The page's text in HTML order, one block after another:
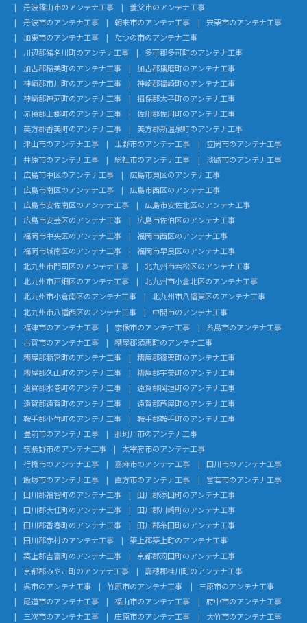
丹波篠山市のアンテナ工事
養父市のアンテナ工事
丹波市のアンテナ工事
朝来市のアンテナ工事
宍粟市のアンテナ工事
加東市のアンテナ工事
たつの市のアンテナ工事
川辺郡猪名川町のアンテナ工事
多可郡多可町のアンテナ工事
加古郡稲美町のアンテナ工事
加古郡播磨町のアンテナ工事
神崎郡市川町のアンテナ工事
神崎郡福崎町のアンテナ工事
神崎郡神河町のアンテナ工事
揖保郡太子町のアンテナ工事
赤穂郡上郡町のアンテナ工事
佐用郡佐用町のアンテナ工事
美方郡香美町のアンテナ工事
美方郡新温泉町のアンテナ工事
津山市のアンテナ工事
玉野市のアンテナ工事
笠岡市のアンテナ工事
井原市のアンテナ工事
総社市のアンテナ工事
淡路市のアンテナ工事
広島市中区のアンテナ工事
広島市東区のアンテナ工事
広島市南区のアンテナ工事
広島市西区のアンテナ工事
広島市安佐南区のアンテナ工事
広島市安佐北区のアンテナ工事
広島市安芸区のアンテナ工事
広島市佐伯区のアンテナ工事
福岡市中央区のアンテナ工事
福岡市西区のアンテナ工事
福岡市城南区のアンテナ工事
福岡市早良区のアンテナ工事
北九州市門司区のアンテナ工事
北九州市若松区のアンテナ工事
北九州市戸畑区のアンテナ工事
北九州市小倉北区のアンテナ工事
北九州市小倉南区のアンテナ工事
北九州市八幡東区のアンテナ工事
北九州市八幡西区のアンテナ工事
中間市のアンテナ工事
福津市のアンテナ工事
宗像市のアンテナ工事
糸島市のアンテナ工事
古賀市のアンテナ工事
糟屋郡須惠町のアンテナ工事
糟屋郡新宮町のアンテナ工事
糟屋郡篠栗町のアンテナ工事
糟屋郡久山町のアンテナ工事
糟屋郡宇美町のアンテナ工事
遠賀郡水巻町のアンテナ工事
遠賀郡岡垣町のアンテナ工事
遠賀郡遠賀町のアンテナ工事
遠賀郡芦屋町のアンテナ工事
鞍手郡小竹町のアンテナ工事
鞍手郡鞍手町のアンテナ工事
豊前市のアンテナ工事
那珂川市のアンテナ工事
筑紫野市のアンテナ工事
太宰府市のアンテナ工事
行橋市のアンテナ工事
嘉麻市のアンテナ工事
田川市のアンテナ工事
飯塚市のアンテナ工事
直方市のアンテナ工事
宮若市のアンテナ工事
田川郡福智町のアンテナ工事
田川郡添田町のアンテナ工事
田川郡大任町のアンテナ工事
田川郡川崎町のアンテナ工事
田川郡香春町のアンテナ工事
田川郡糸田町のアンテナ工事
田川郡赤村のアンテナ工事
築上郡築上町のアンテナ工事
築上郡吉富町のアンテナ工事
京都郡苅田町のアンテナ工事
京都郡みやこ町のアンテナ工事
嘉穂郡桂川町のアンテナ工事
呉市のアンテナ工事
竹原市のアンテナ工事
三原市のアンテナ工事
尾道市のアンテナ工事
福山市のアンテナ工事
府中市のアンテナ工事
三次市のアンテナ工事
庄原市のアンテナ工事
大竹市のアンテナ工事